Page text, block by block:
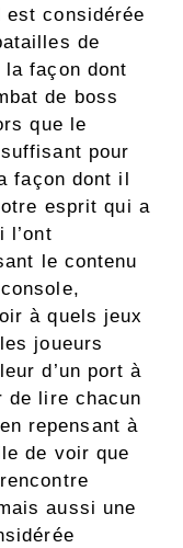
est considérée
de
façon dont
de boss
que le
pour
façon dont il
esprit qui a
l’ont
le contenu
à quels jeux
joueurs
d’un port à
de lire chacun
repensant à
de voir que
aussi une